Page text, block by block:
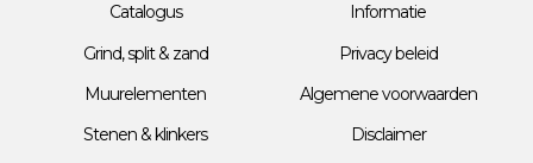
Catalogus
Grind, split & zand
Muurelementen
Stenen & klinkers
Informatie
Privacy beleid
Algemene voorwaarden
Disclaimer